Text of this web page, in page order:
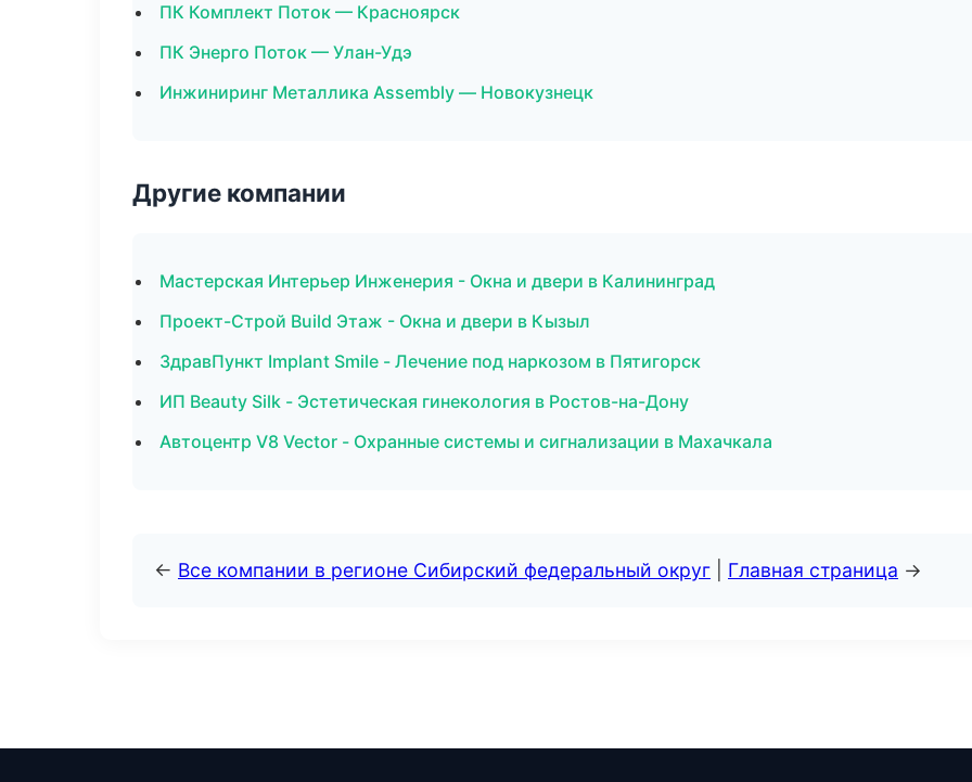
ПК Комплект Поток — Красноярск
ПК Энерго Поток — Улан-Удэ
Инжиниринг Металлика Assembly — Новокузнецк
Другие компании
Мастерская Интерьер Инженерия - Окна и двери в Калининград
Проект-Строй Build Этаж - Окна и двери в Кызыл
ЗдравПункт Implant Smile - Лечение под наркозом в Пятигорск
ИП Beauty Silk - Эстетическая гинекология в Ростов-на-Дону
Автоцентр V8 Vector - Охранные системы и сигнализации в Махачкала
← Все компании в регионе Сибирский федеральный округ Главная страница →